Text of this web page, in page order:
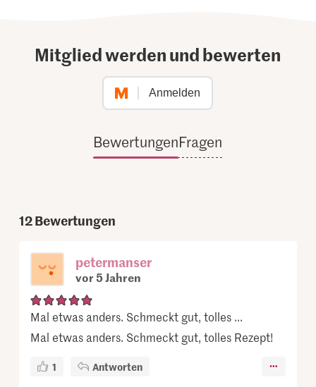
Mitglied werden und bewerten
Anmelden
BewertungenFragen
12Bewertungen
petermanser
vor 5 Jahren
Mal etwas anders. Schmeckt gut, tolles ...
Mal etwas anders. Schmeckt gut, tolles Rezept!
1 Antworten